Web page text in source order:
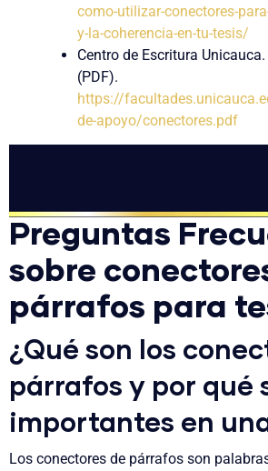
como-utilizar-conectores-
y-la-coherencia-en-tu-tesis/
Centro de Escritura
(PDF).
https://
de-apoyo/conectores.pdf
Preguntas
sobre
párrafos para
¿Qué son los
párrafos y por qué
importantes en
Los conectores de párrafos son